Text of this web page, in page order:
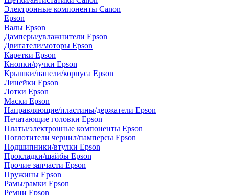
Электронные компоненты Canon
Epson
Валы Epson
Дамперы/увлажнители Epson
Двигатели/моторы Epson
Каретки Epson
Кнопки/ручки Epson
Крышки/панели/корпуса Epson
Линейки Epson
Лотки Epson
Маски Epson
Направляющие/пластины/держатели Epson
Печатающие головки Epson
Платы/электронные компоненты Epson
Поглотители чернил/памперсы Epson
Подшипники/втулки Epson
Прокладки/шайбы Epson
Прочие запчасти Epson
Пружины Epson
Рамы/рамки Epson
Ремни Epson